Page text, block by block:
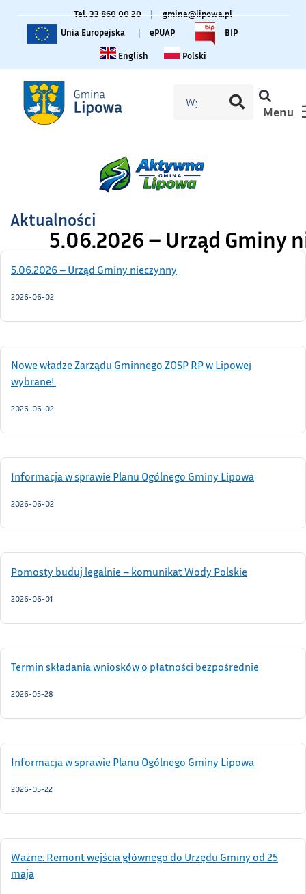
Tel. 33 860 00 20 |
gmina@lipowa.pl
Unia Europejska
| ePUAP
BIP
Change language to English
English Zmiana języka na polski
Polski
Menu
5.06.2026 – Urząd Gminy
Aktualności
5.06.2026 – Urząd Gminy nieczynny
2026-06-02
Nowe władze Zarządu Gminnego ZOSP RP w Lipowej
wybrane!
2026-06-02
Informacja w sprawie Planu Ogólnego Gminy Lipowa
2026-06-02
Pomosty buduj legalnie – komunikat Wody Polskie
2026-06-01
Termin składania wniosków o płatności bezpośrednie
2026-05-28
Informacja w sprawie Planu Ogólnego Gminy Lipowa
2026-05-22
Ważne: Remont wejścia głównego do Urzędu Gminy od 25
maja